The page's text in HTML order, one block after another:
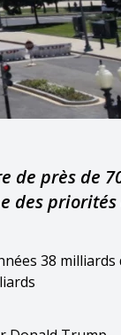
de près de
des priorités
38 milliards